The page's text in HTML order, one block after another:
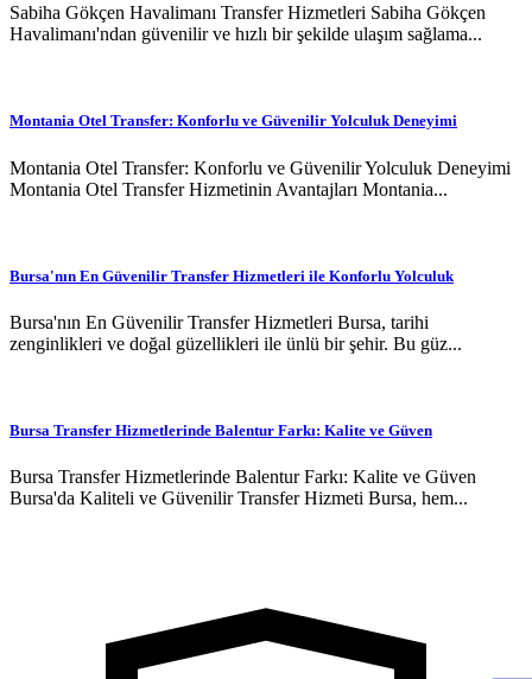
Sabiha Gökçen Havalimanı Transfer Hizmetleri Sabiha Gökçen
Havalimanı'ndan güvenilir ve hızlı bir şekilde ulaşım sağlama...
Montania Otel Transfer: Konforlu ve Güvenilir Yolculuk Deneyimi
Montania Otel Transfer: Konforlu ve Güvenilir Yolculuk Deneyimi
Montania Otel Transfer Hizmetinin Avantajları Montania...
Bursa'nın En Güvenilir Transfer Hizmetleri ile Konforlu Yolculuk
Bursa'nın En Güvenilir Transfer Hizmetleri Bursa, tarihi
zenginlikleri ve doğal güzellikleri ile ünlü bir şehir. Bu güz...
Bursa Transfer Hizmetlerinde Balentur Farkı: Kalite ve Güven
Bursa Transfer Hizmetlerinde Balentur Farkı: Kalite ve Güven
Bursa'da Kaliteli ve Güvenilir Transfer Hizmeti Bursa, hem...